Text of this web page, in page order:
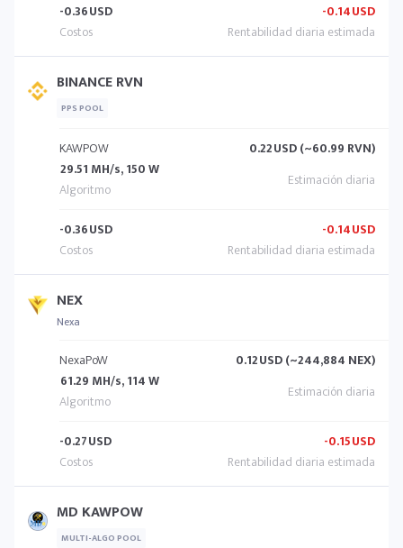
-0.36USD -0.14USD
BINANCE RVN
PPS POOL
KAWPOW
29.51 MH/s, 150 W
0.22USD (~60.99 RVN)
-0.36USD -0.14USD
NEX
Nexa
NexaPoW
61.29 MH/s, 114 W
0.12USD (~244,884 NEX)
-0.27USD -0.15USD
MD KAWPOW
MULTI-ALGO POOL